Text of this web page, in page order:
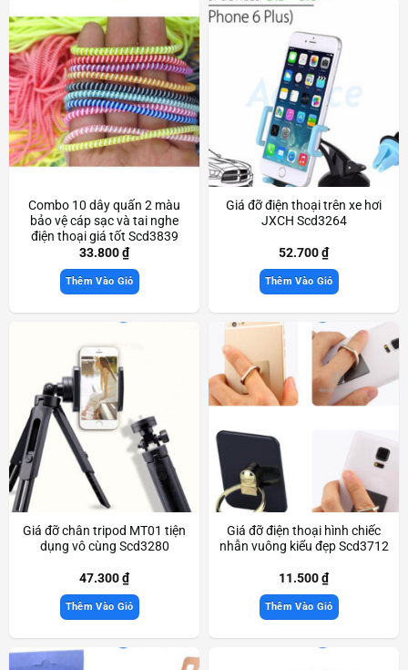
Combo 10 dây quấn 2 màu
bảo vệ cáp sạc và tai nghe
điện thoại giá tốt Scd3839
33.800₫
Thêm Vào Giỏ
Giá đỡ điện thoại trên xe hơi
JXCH Scd3264
52.700₫
Thêm Vào Giỏ
Giá đỡ chân tripod MT01 tiện
dụng vô cùng Scd3280
47.300₫
Thêm Vào Giỏ
Giá đỡ điện thoại hình chiếc
nhẫn vuông kiểu đẹp Scd3712
11.500₫
Thêm Vào Giỏ